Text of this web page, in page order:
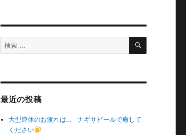
検
索
検
最近の投稿
大型連休のお疲れは… ナギサビールで癒して
ください